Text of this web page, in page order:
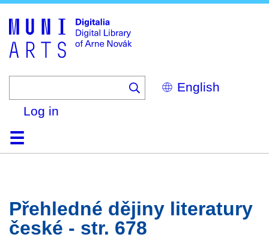
Select
your
Log in
HomeBrowse
Search
About
HelpContactDigitalia
Přehledné dějiny literatury
české - str. 678